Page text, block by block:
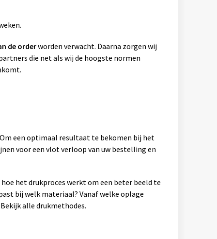
de orderworden verwacht. Daarna zorgen wij
die net als wij de hoogste normen
een optimaal resultaat te bekomen bij het
voor een vlot verloop van uw bestelling en
het drukproces werkt om een beter beeld te
bij welk materiaal? Vanaf welke oplage
alle drukmethodes.